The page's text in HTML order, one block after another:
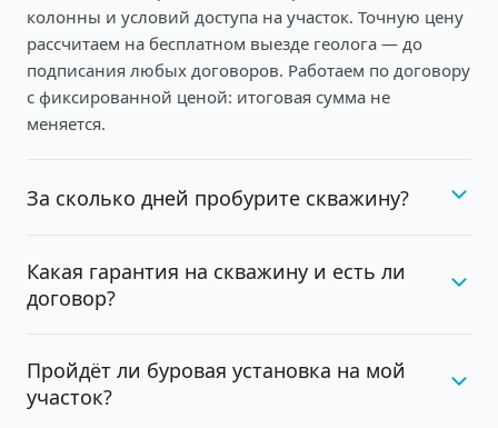
колонны и условий доступа на участок. Точную цену
рассчитаем на бесплатном выезде геолога — до
подписания любых договоров. Работаем по договору
с фиксированной ценой: итоговая сумма не
меняется.
За сколько дней пробурите скважину?
Какая гарантия на скважину и есть ли
договор?
Пройдёт ли буровая установка на мой
участок?